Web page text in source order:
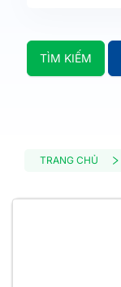
TÌM KIẾM
TRANG CHỦ